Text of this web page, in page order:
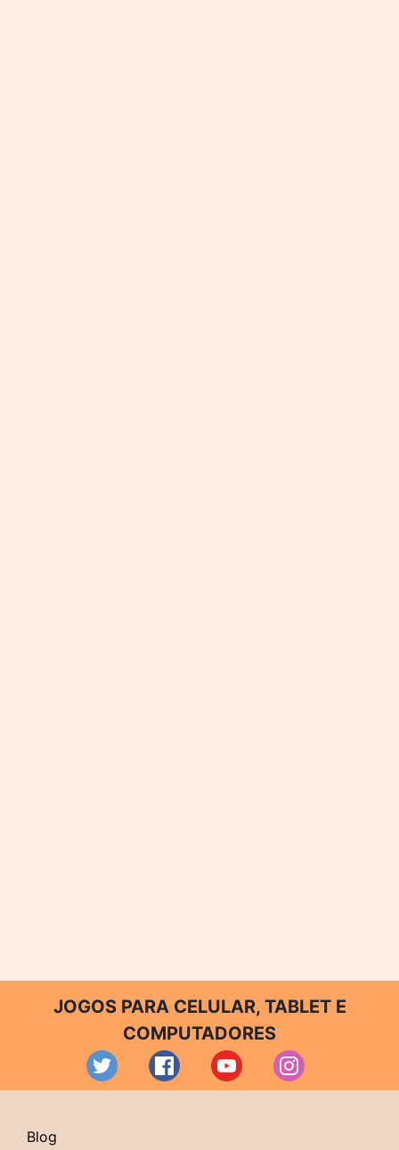
JOGOS PARA CELULAR, TABLET E
COMPUTADORES
Blog